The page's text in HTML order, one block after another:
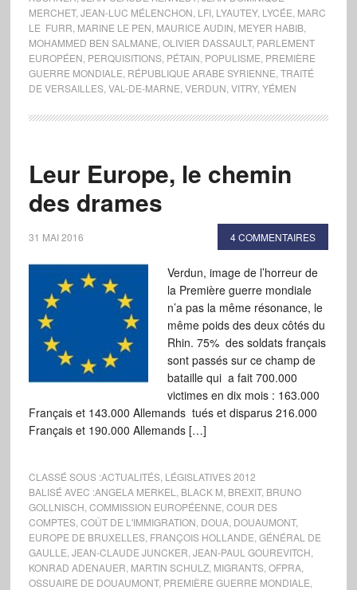
MERCHET, JEAN-LUC MÉLENCHON LFI, LYAUTEY, LYCÉE MARC
LE FURR MARINE LE PEN MAURICE AUDIN MEYER HABIB,
MOHAMMED BEN SALMANE OLIVIER DASSAULT, PARLEMENT
EUROPÉEN PERQUISITIONS, PÉTAIN POPULISME PREMIÈRE
GUERRE MONDIALE RÉPUBLIQUE ARABE SYRIENNE TRAITÉ
DE VERSAILLES, VAL-DE-MARNE VERDUN VITRY, YÉMEN
Leur Europe, le chemin
des drames
31 MAI 2016 4 COMMENTAIRES
Verdun, image de l’horreur de
la Première guerre mondiale
n’a pas la même résonance, le
même poids des deux côtés du
Rhin. 75% des soldats français
sont passés sur ce champ de
bataille qui a fait 700.000
victimes en dix mois : 163.000
Français et 143.000 Allemands tués et disparus 216.000
Français et 190.000 Allemands […]
CLASSÉ SOUS :ACTUALITÉS, LÉGISLATIVES 2012
BALISÉ AVEC :ANGELA MERKEL BLACK M BREXIT, BRUNO
GOLLNISCH COMMISSION EUROPÉENNE COUR DES
COMPTES, COÛT DE L'IMMIGRATION DOUA, DOUAUMONT,
EUROPE DE BRUXELLES, FRANÇOIS HOLLANDE GÉNÉRAL DE
GAULLE JEAN-CLAUDE JUNCKER JEAN-PAUL GOUREVITCH
KONRAD ADENAUER MARTIN SCHULZ, MIGRANTS, OFPRA,
OSSUAIRE DE DOUAUMONT, PREMIÈRE GUERRE MONDIALE